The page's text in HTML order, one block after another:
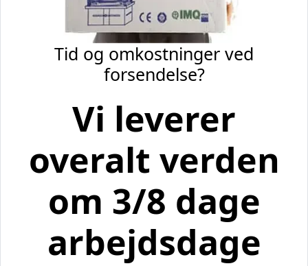
Tid og omkostninger ved
forsendelse?
Vi leverer
overalt verden
om 3/8 dage
arbejdsdage